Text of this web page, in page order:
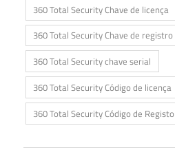
360 Total Security Chave de licença
360 Total Security Chave de registro
360 Total Security chave serial
360 Total Security Código de licença
360 Total Security Código de Registo